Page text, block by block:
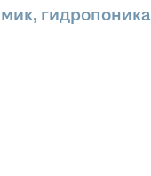
гидропоника